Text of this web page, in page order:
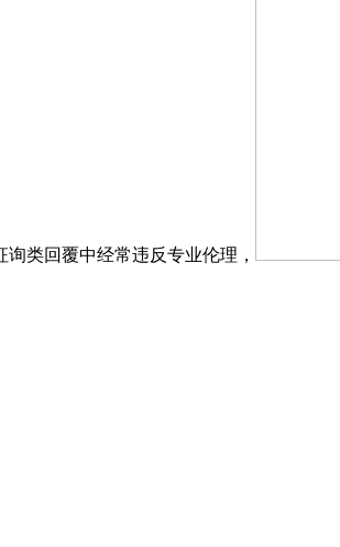
类回覆中经常违反专业伦理，